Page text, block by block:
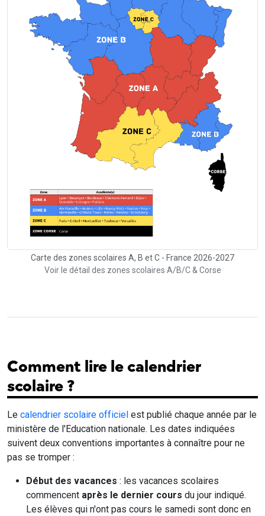
Carte des zones scolaires A, B et C - France 2026-2027
Voir le détail des zones scolaires A/B/C & Corse
Comment lire le calendrier
scolaire ?
Le calendrier scolaire officiel est publié chaque année par le
ministère de l'Education nationale. Les dates indiquées
suivent deux conventions importantes à connaître pour ne
pas se tromper :
Début des vacances : les vacances scolaires
commencent après le dernier cours du jour indiqué.
Les élèves qui n'ont pas cours le samedi sont donc en